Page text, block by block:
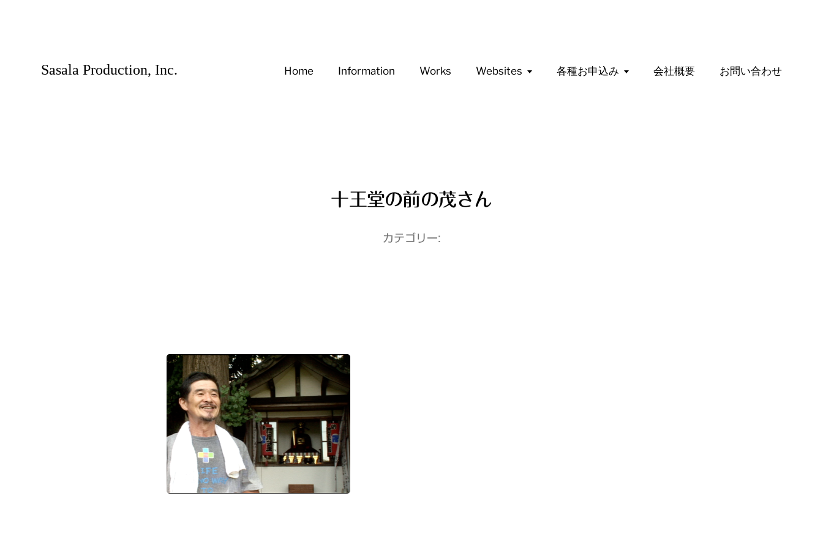
Sasala Production, Inc. Home Information Works Websites 各種お申込み 会社概要 お問い合わせ
十王堂の前の茂さん
カテゴリー: